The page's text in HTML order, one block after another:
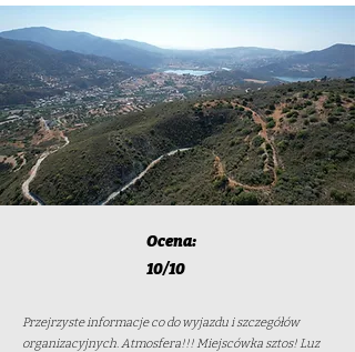
Ocena:
10/10
Przejrzyste informacje co do wyjazdu i szczegółów
organizacyjnych. Atmosfera!!! Miejscówka sztos! Luz